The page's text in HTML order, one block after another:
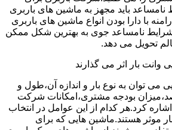
باید مجهز به ماشین های باربری
با دارا بودن انواع ماشین های باربری
نامساعد جوی به بهترین شکل ممکن
تحویل می دهد.
وانت بار اثر می گذارند
می توان به نوع بار و اندازه آن،طول و
بودجه مشتری،امکانات شرکت
کرد.هر کدام از این عوامل در انتخاب
موثر هستند.ماشین هایی که برای